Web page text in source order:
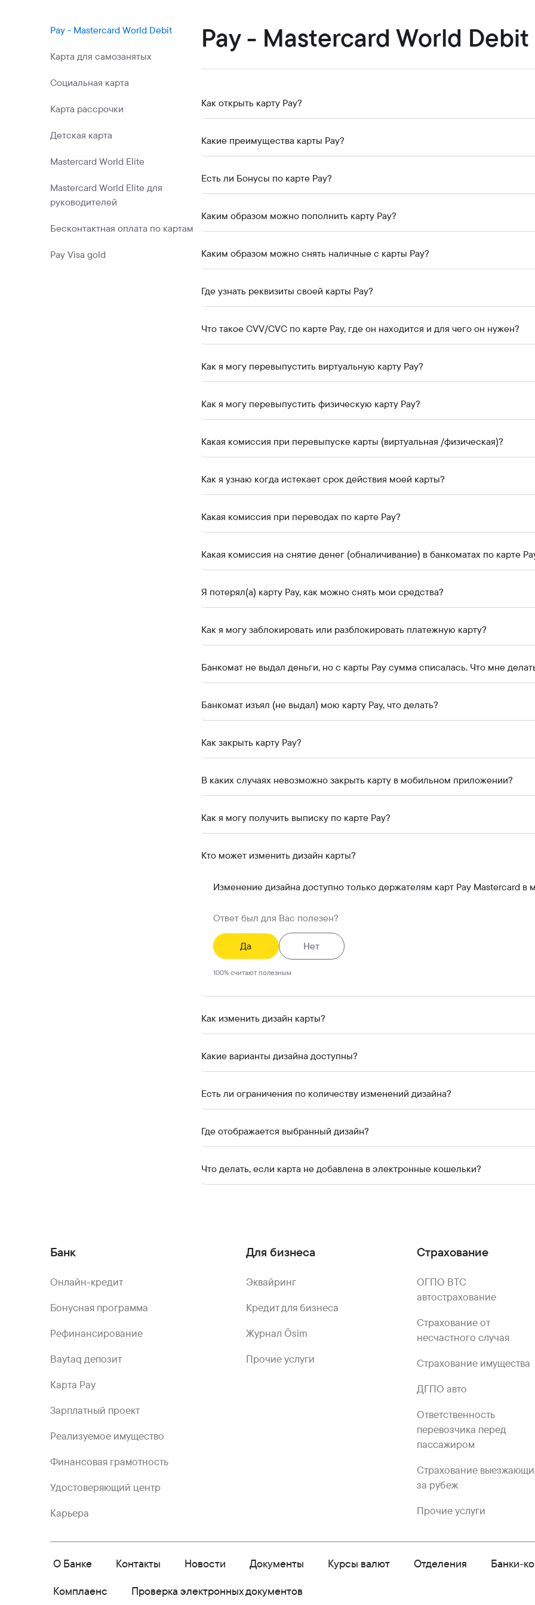
Бонусная программа
Pay - Mastercard World Debit
Карта для самозанятых
Социальная карта
Карта рассрочки
Детская карта
Mastercard World Elite
Mastercard World Elite для
руководителей
Бесконтактная оплата по картам
Pay Visa gold
Pay - Mastercard World Debit
Как открыть карту Pay?
Какие преимущества карты Pay?
Есть ли Бонусы по карте Pay?
Каким образом можно пополнить карту Pay?
Каким образом можно снять наличные с карты Pay?
Где узнать реквизиты своей карты Pay?
Что такое СVV/CVC по карте Pay, где он находится и для чего он нужен?
Как я могу перевыпустить виртуальную карту Pay?
Как я могу перевыпустить физическую карту Pay?
Какая комиссия при перевыпуске карты (виртуальная /физическая)?
Как я узнаю когда истекает срок действия моей карты?
Какая комиссия при переводах по карте Pay?
Какая комиссия на снятие денег (обналичивание) в банкоматах по карте
Я потерял(а) карту Pay, как можно снять мои средства?
Как я могу заблокировать или разблокировать платежную карту?
Банкомат не выдал деньги, но с карты Pay сумма списалась. Что мне
Банкомат изъял (не выдал) мою карту Pay, что делать?
Как закрыть карту Pay?
В каких случаях невозможно закрыть карту в мобильном приложении?
Как я могу получить выписку по карте Pay?
Кто может изменить дизайн карты?
Изменение дизайна доступно только держателям карт Pay Mastercard
Ответ был для Вас полезен?
Да Нет
100% считают полезным
Как изменить дизайн карты?
Какие варианты дизайна доступны?
Есть ли ограничения по количеству изменений дизайна?
Где отображается выбранный дизайн?
Что делать, если карта не добавлена в электронные кошельки?
Банк
Онлайн-кредит
Бонусная программа
Рефинансирование
Baytaq депозит
Карта Pay
Зарплатный проект
Реализуемое имущество
Финансовая грамотность
Удостоверяющий центр
Карьера
Для бизнеса
Эквайринг
Кредит для бизнеса
Журнал Ösim
Прочие услуги
Страхование
ОГПО ВТС
автострахование
Страхование от
несчастного случая
Страхование имущества
ДГПО авто
Ответственность
перевозчика перед
пассажиром
Страхование
за рубеж
Прочие услуги
О Банке Контакты Новости Документы Курсы валют Отделения Банки-
Комплаенс
Проверка электронных документов